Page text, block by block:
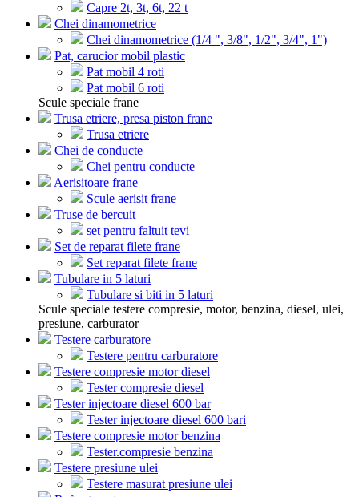
Capre 2t, 3t, 6t, 22 t
Chei dinamometrice
Chei dinamometrice (1/4 ", 3/8", 1/2", 3/4", 1")
Pat, carucior mobil plastic
Pat mobil 4 roti
Pat mobil 6 roti
Scule speciale frane
Trusa etriere, presa piston frane
Trusa etriere
Chei de conducte
Chei pentru conducte
Aerisitoare frane
Scule aerisit frane
Truse de bercuit
set pentru faltuit tevi
Set de reparat filete frane
Set reparat filete frane
Tubulare in 5 laturi
Tubulare si biti in 5 laturi
Scule speciale testere compresie, motor, benzina, diesel, ulei,
presiune, carburator
Testere carburatore
Testere pentru carburatore
Testere compresie motor diesel
Tester compresie diesel
Tester injectoare diesel 600 bar
Tester injectoare diesel 600 bari
Testere compresie motor benzina
Tester.compresie benzina
Testere presiune ulei
Testere masurat presiune ulei